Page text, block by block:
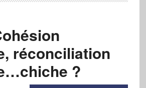
réconciliation
?